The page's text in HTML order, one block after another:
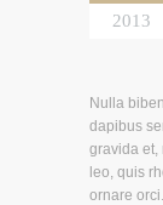
2013
Nulla
dapibus
gravida et,
leo, quis
ornare